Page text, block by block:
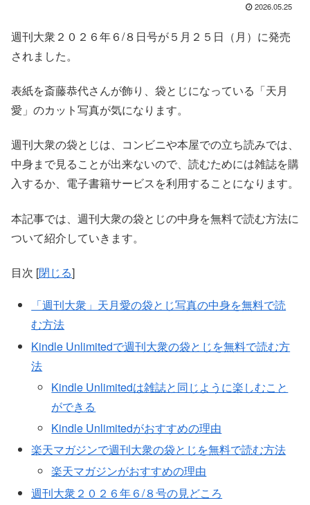
2026.05.25
週刊大衆２０２６年６/８日号が５月２５日（月）に発売
されました。
表紙を斎藤恭代さんが飾り、袋とじになっている「天月
愛」のカット写真が気になります。
週刊大衆の袋とじは、コンビニや本屋での立ち読みでは、
中身まで見ることが出来ないので、読むためには雑誌を購
入するか、電子書籍サービスを利用することになります。
本記事では、週刊大衆の袋とじの中身を無料で読む方法に
ついて紹介していきます。
目次 [閉じる]
「週刊大衆」天月愛の袋とじ写真の中身を無料で読
む方法
Kindle Unlimitedで週刊大衆の袋とじを無料で読む方
法
Kindle Unlimitedは雑誌と同じように楽しむこと
ができる
Kindle Unlimitedがおすすめの理由
楽天マガジンで週刊大衆の袋とじを無料で読む方法
楽天マガジンがおすすめの理由
週刊大衆２０２６年６/８号の見どころ